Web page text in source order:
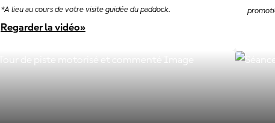
*A lieu au cours de votre visite guidée du paddock.
Regarder la vidéo»